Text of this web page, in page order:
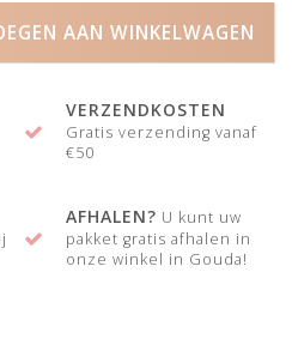
AAN WINKELWAGEN
VERZENDKOSTEN
Gratis verzending vanaf
€50
AFHALEN? U kunt uw
pakket gratis afhalen in
onze winkel in Gouda!